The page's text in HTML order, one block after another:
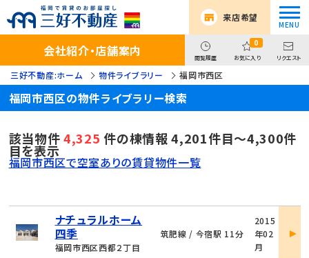
来店希望
会社紹介・店舗案内 閲覧履歴
0
お気に入り リクエスト
三好不動産:ホーム 物件ライブラリー 福岡市西区
福岡市西区の物件ライブラリー検索
該当物件4,325 件の棟情報 4,201件目～4,300件
目を表示
福岡市西区で空室ありの賃貸物件一覧
ナチュラルホーム
四季
福岡市西区西都２丁目
筑肥線 / 今宿駅 11分
2015
年02
月
詳